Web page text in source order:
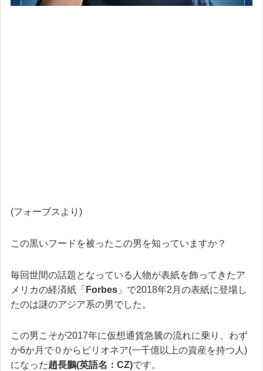
(フォーブスより)
この黒いフードを被ったこの男を知っていますか？
毎回世間の話題となっている人物が表紙を飾ってきたア
メリカの経済紙「 Forbes 」で2018年2月の表紙に登場し
たのは謎のアジア系の男でした。
この男こそが2017年に仮想通貨急騰の流れに乗り、わず
か6か月で０からビリオネア(一千億以上の資産を持つ人)
になった趙長鵬(英語名：CZ)です。